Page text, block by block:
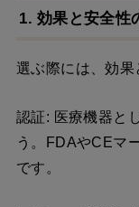
1. 効果と安全性
選ぶ際には、効果
認証: 医療機器と
う。FDAやCEマ
です。